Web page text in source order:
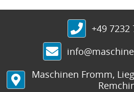
+49 7232
Maschinen Fromm,